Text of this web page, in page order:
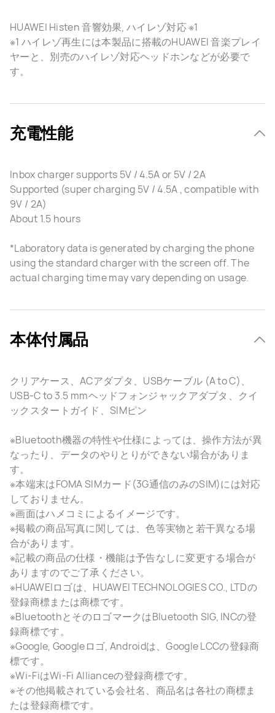
HUAWEI Histen 音響効果, ハイレゾ対応 ※1
※1 ハイレゾ再生には本製品に搭載のHUAWEI 音楽プレイ
ヤーと、別売のハイレゾ対応ヘッドホンなどが必要で
す。
充電性能
Inbox charger supports 5V / 4.5A or 5V / 2A
Supported (super charging 5V / 4.5A , compatible with
9V / 2A)
About 1.5 hours
*Laboratory data is generated by charging the phone
using the standard charger with the screen off. The
actual charging time may vary depending on usage.
本体付属品
クリアケース、ACアダプタ、USBケーブル (A to C)、
USB-C to 3.5 mmヘッドフォンジャックアダプタ、クイ
ックスタートガイド、SIMピン
※Bluetooth機器の特性や仕様によっては、操作方法が異
なったり、データのやりとりができない場合がありま
す。
※本端末はFOMA SIMカード(3G通信のみのSIM)には対応
しておりません。
※画面はハメコミによるイメージです。
※掲載の商品写真に関しては、色等実物と若干異なる場
合があります。
※記載の商品の仕様・機能は予告なしに変更する場合が
ありますのでご了承ください。
※HUAWEIロゴは、HUAWEI TECHNOLOGIES CO., LTDの
登録商標または商標です。
※BluetoothとそのロゴマークはBluetooth SIG, INCの登
録商標です。
※Google, Googleロゴ, Androidは、Google LCCの登録商
標です。
※Wi-FiはWi-Fi Allianceの登録商標です。
※その他掲載されている会社名、商品名は各社の商標ま
たは登録商標です。